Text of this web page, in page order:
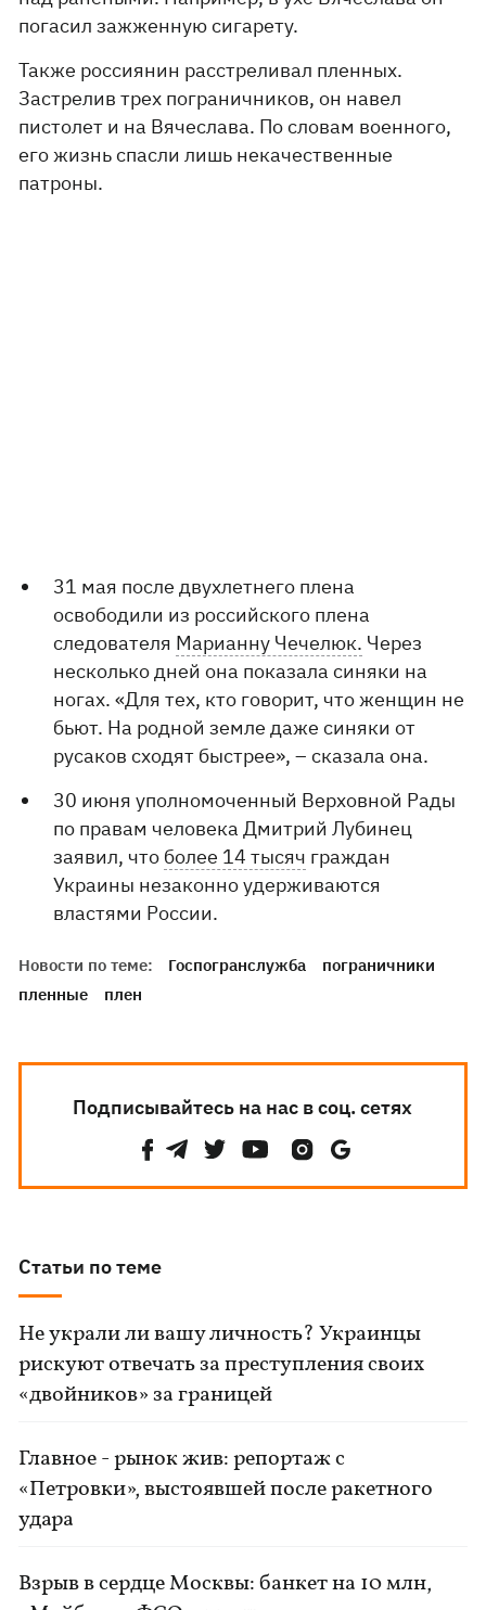
погасил зажженную сигарету.
Также россиянин расстреливал пленных.
Застрелив трех пограничников, он навел
пистолет и на Вячеслава. По словам военного,
его жизнь спасли лишь некачественные
патроны.
31 мая после двухлетнего плена
освободили из российского плена
следователя Марианну Чечелюк. Через
несколько дней она показала синяки на
ногах. «Для тех, кто говорит, что женщин не
бьют. На родной земле даже синяки от
русаков сходят быстрее», – сказала она.
30 июня уполномоченный Верховной Рады
по правам человека Дмитрий Лубинец
заявил, что более 14 тысяч граждан
Украины незаконно удерживаются
властями России.
Новости по теме: Госпогранслужба
пограничники
пленные
плен
Подписывайтесь на нас в соц. сетях
Статьи по теме
Не украли ли вашу личность? Украинцы
рискуют отвечать за преступления своих
«двойников» за границей
Главное - рынок жив: репортаж с
«Петровки», выстоявшей после ракетного
удара
Взрыв в сердце Москвы: банкет на 10 млн,